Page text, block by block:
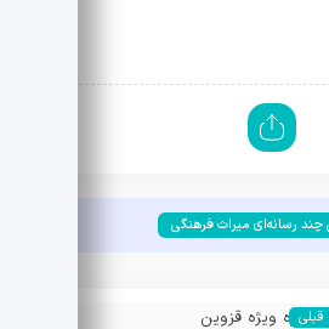
رسانه‌ای میراث فرهنگی
جایزه ویژه قزوین